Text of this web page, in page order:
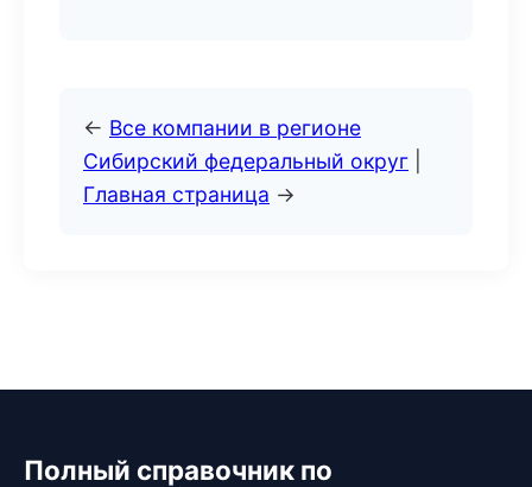
← Все компании в регионе
Сибирский федеральный округ
Главная страница →
Полный справочник по